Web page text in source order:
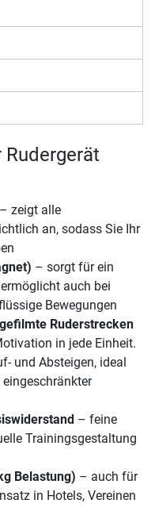
– zeigt alle
an, sodass Sie Ihr
– sorgt für ein
auch bei
Bewegungen
Ruderstrecken
in jede Einheit.
und Absteigen, ideal
– feine
Trainingsgestaltung
Belastung) – auch für
in Hotels, Vereinen